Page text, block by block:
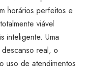
horários perfeitos e
viável
inteligente. Uma
real, o
uso de atendimentos